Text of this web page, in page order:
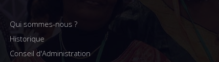
Qui sommes-nous ?
Historique
Conseil d'Administration